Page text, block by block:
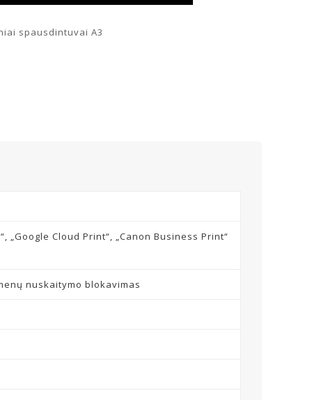
spausdintuvai A3
Cloud Print“, „Canon Business Print“
nuskaitymo blokavimas